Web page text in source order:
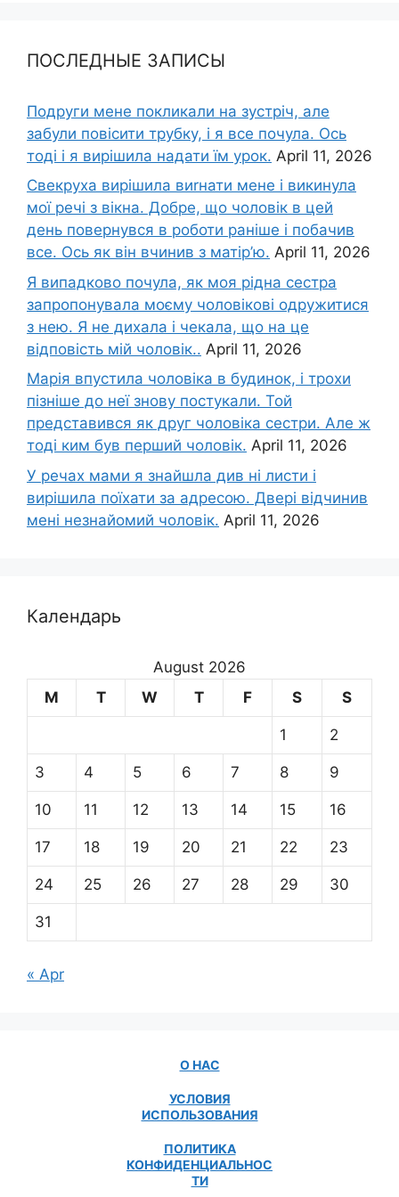
ПОСЛЕДНЫЕ ЗАПИСЫ
Подруги мене покликали на зустріч, але
забули повісити трубку, і я все почула. Ось
тоді і я вирішила надати їм урок. April 11, 2026
Свекруха вирішила виrнати мене і викинула
мої речі з вікна. Добре, що чоловік в цей
день повернувся в роботи раніше і побачив
все. Ось як він вчинив з матір’ю. April 11, 2026
Я випадково почула, як моя рідна сестра
запропонувала моєму чоловікові одружитися
з нею. Я не дихала і чекала, що на це
відповість мій чоловік.. April 11, 2026
Марія впустила чоловіка в будинок, і трохи
пізніше до неї знову постукали. Той
представився як друг чоловіка сестри. Але ж
тоді ким був перший чоловік. April 11, 2026
У речах мами я знайшла див ні листи і
вирішила поїхати за адресою. Двері відчинив
мені незнайомий чоловік. April 11, 2026
Календарь
August 2026
M
T W T F S S
1 2
3 4 5 6 7 8 9
10 11 12 13 14 15 16
17 18 19 20 21 22 23
24 25 26 27 28 29 30
31
« Apr
О НАС
УСЛОВИЯ
ИСПОЛЬЗОВАНИЯ
ПОЛИТИКА
КОНФИДЕНЦИАЛЬНОС
ТИ